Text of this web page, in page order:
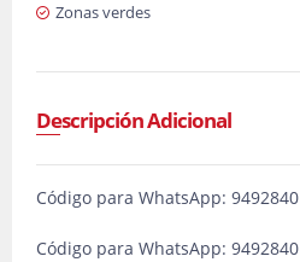
Zonas verdes
Descripción Adicional
Código para WhatsApp: 9492840
Código para WhatsApp: 9492840